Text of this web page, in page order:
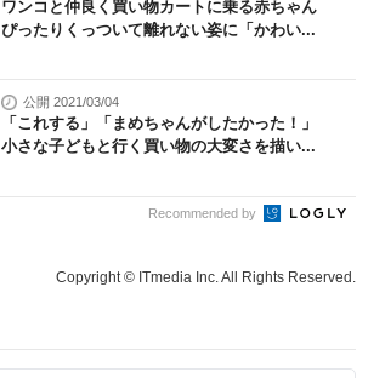
ワンコと仲良く買い物カートに乗る赤ちゃん
ぴったりくっついて離れない姿に「かわい...
公開 2021/03/04
「これする」「まめちゃんがしたかった！」
小さな子どもと行く買い物の大変さを描い...
Recommended by
Copyright © ITmedia Inc. All Rights Reserved.